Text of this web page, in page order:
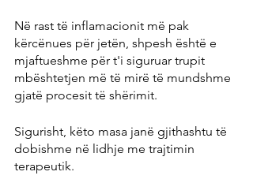
Në rast të inflamacionit më pak
kërcënues për jetën, shpesh është e
mjaftueshme për t'i siguruar trupit
mbështetjen më të mirë të mundshme
gjatë procesit të shërimit.
Sigurisht, këto masa janë gjithashtu të
dobishme në lidhje me trajtimin
terapeutik.